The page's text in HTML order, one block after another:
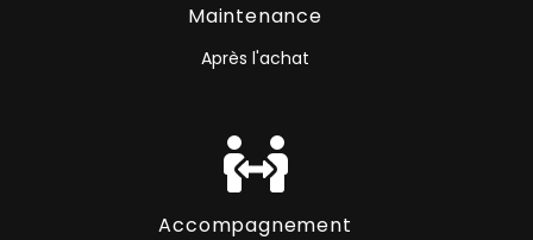
Maintenance
Après l'achat
Accompagnement